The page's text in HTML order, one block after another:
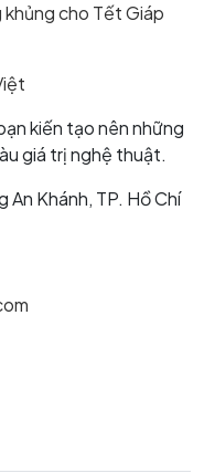
cho Tết Giáp
kiến tạo nên những
giá trị nghệ thuật.
An Khánh, TP. Hồ Chí